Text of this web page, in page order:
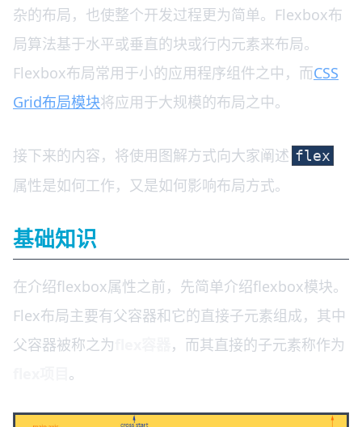
杂的布局，也使整个开发过程更为简单。Flexbox布
局算法基于水平或垂直的块或行内元素来布局。
Flexbox布局常用于小的应用程序组件之中，而CSS
Grid布局模块将应用于大规模的布局之中。
接下来的内容，将使用图解方式向大家阐述 flex
属性是如何工作，又是如何影响布局方式。
基础知识
在介绍flexbox属性之前，先简单介绍flexbox模块。
Flex布局主要有父容器和它的直接子元素组成，其中
父容器被称之为
，而其直接的子元素称作为
。